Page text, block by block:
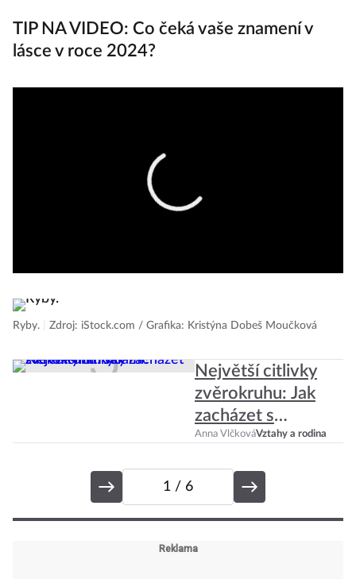
TIP NA VIDEO: Co čeká vaše znamení v
lásce v roce 2024?
Ryby. Zdroj: iStock.com / Grafika: Kristýna Dobeš Moučková
Největší citlivky
zvěrokruhu: Jak
zacházet s
křehkými Rybami?
Anna VlčkováVztahy a rodina
1 / 6